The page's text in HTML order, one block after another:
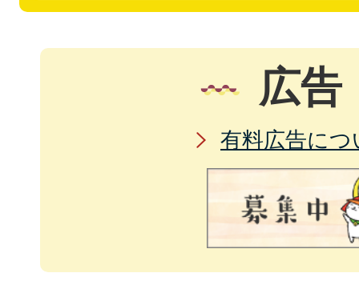
広告
有料広告につ